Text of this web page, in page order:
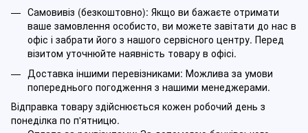
Самовивіз (безкоштовно): Якщо ви бажаєте отримати
ваше замовлення особисто, ви можете завітати до нас в
офіс і забрати його з нашого сервісного центру. Перед
візитом уточнюйте наявність товару в офісі.
Доставка іншими перевізниками: Можлива за умови
попереднього погодження з нашими менеджерами.
Відправка товару здійснюється кожен робочий день з
понеділка по п'ятницю.